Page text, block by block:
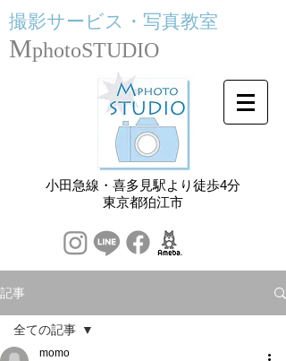
撮影サービス・ 写真教室
MphotoSTUDIO
小田急線・喜多見駅より徒歩4分
​東京都狛江市
記事
全ての記事
momo